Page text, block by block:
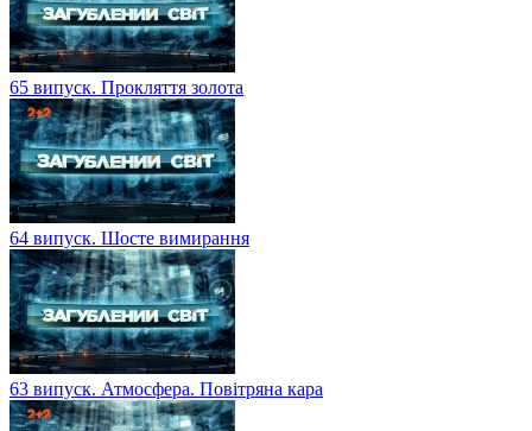
65 випуск. Прокляття золота
64 випуск. Шосте вимирання
63 випуск. Атмосфера. Повітряна кара